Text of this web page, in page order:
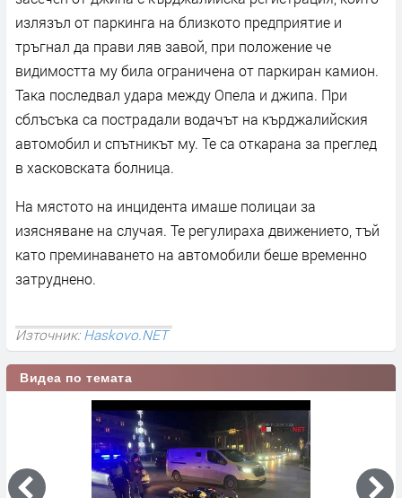
излязъл от паркинга на близкото предприятие и
тръгнал да прави ляв завой, при положение че
видимостта му била ограничена от паркиран камион.
Така последвал удара между Опела и джипа. При
сблъсъка са пострадали водачът на кърджалийския
автомобил и спътникът му. Те са откарана за преглед
в хасковската болница.
На мястото на инцидента имаше полицаи за
изясняване на случая. Те регулираха движението, тъй
като преминаването на автомобили беше временно
затруднено.
Източник:Haskovo.NET
Видеа по темата